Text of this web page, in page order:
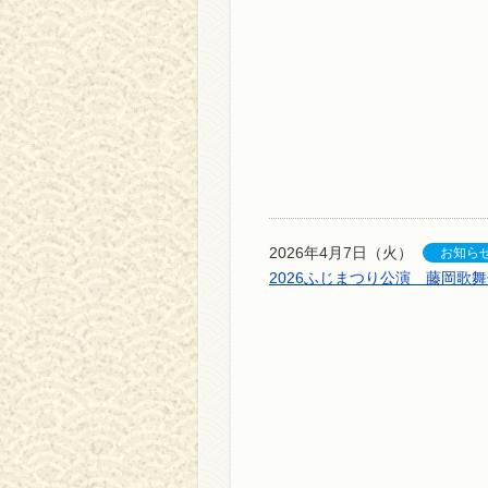
2026年4月7日（火）
2026ふじまつり公演 藤岡歌